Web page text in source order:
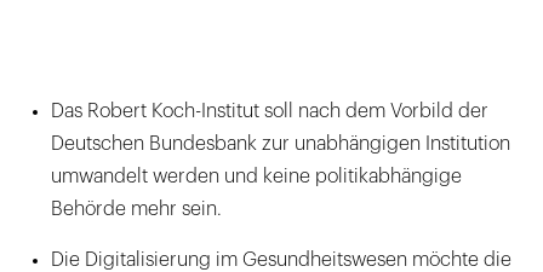
Das Robert Koch-Institut soll nach dem Vorbild der
Deutschen Bundesbank zur unabhängigen Institution
umwandelt werden und keine politikabhängige
Behörde mehr sein.
Die Digitalisierung im Gesundheitswesen möchte die